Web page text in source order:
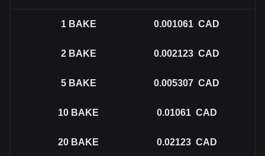
1 BAKE 0.001061 CAD
2 BAKE 0.002123 CAD
5 BAKE 0.005307 CAD
10 BAKE 0.01061 CAD
20 BAKE 0.02123 CAD